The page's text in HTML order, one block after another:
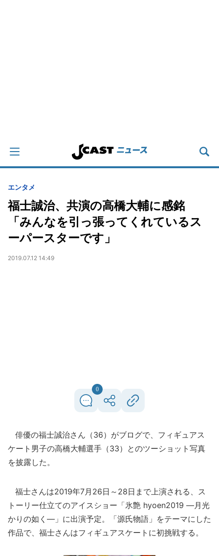
エンタメ
福士誠治、共演の高橋大輔に感銘
「みんなを引っ張ってくれているス
ーパースターです」
2019.07.12 14:49
0
俳優の福士誠治さん（36）がブログで、フィギュアス
ケート男子の高橋大輔選手（33）とのツーショット写真
を披露した。
福士さんは2019年7月26日～28日まで上演される、ス
トーリー仕立てのアイスショー「氷艶 hyoen2019 ―月光
かりの如く―」に出演予定。「源氏物語」をテーマにした
作品で、福士さんはフィギュアスケートに初挑戦する。